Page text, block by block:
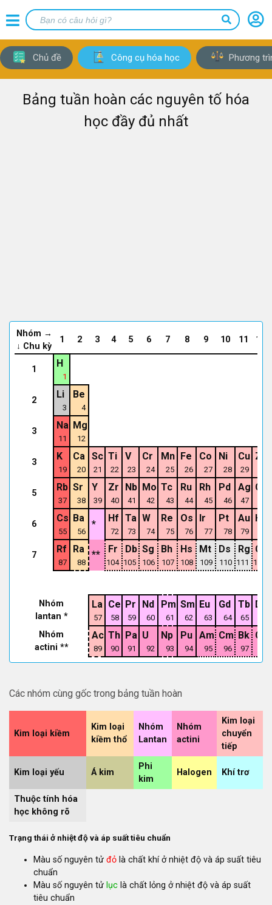
Chủ đề Công cụ hóa học Phương
Bảng tuần hoàn các nguyên tố hóa
học đầy đủ nhất
Nhóm →
↓ Chu kỳ
1 2 3 4 5 6 7 8 9 10 11 12
1
H
1
2
Li
3
Be
4
3
Na
11
Mg
12
3
K
19
Ca
20
Sc
21
Ti
22
V
23
Cr
24
Mn
25
Fe
26
Co
27
Ni
28
Cu
29
Zn
5
Rb
37
Sr
38
Y
39
Zr
40
Nb
41
Mo
42
Tc
43
Ru
44
Rh
45
Pd
46
Ag
47
Cd
6
Cs
55
Ba
56
*
Hf
72
Ta
73
W
74
Re
75
Os
76
Ir
77
Pt
78
Au
79
Hg
7
Rf
87
Ra
88
** Fr
104
Db
105
Sg
106
Bh
107
Hs
108
Mt
109
Ds
110
Rg
111
Cn
112
Nhóm
lantan *
La
57
Ce
58
Pr
59
Nd
60
Pm
61
Sm
62
Eu
63
Gd
64
Tb
65
Dy
Nhóm
actini **
Ac
89
Th
90
Pa
91
U
92
Np
93
Pu
94
Am
95
Cm
96
Bk
97
Cf
Các nhóm cùng gốc trong bảng tuần hoàn
Kim loại kiềm
Kim loại
kiềm thổ
Nhóm
Lantan
Nhóm
actini
Kim loại
chuyển
tiếp
Kim loại yếu Á kim
Phi
kim
Halogen Khí trơ
Thuộc tính hóa
học không rõ
Trạng thái ở nhiệt độ và áp suất tiêu chuẩn
Màu số nguyên tử đỏ là chất khí ở nhiệt độ và áp suất tiêu
chuẩn
Màu số nguyên tử lục là chất lỏng ở nhiệt độ và áp suất
tiêu chuẩn